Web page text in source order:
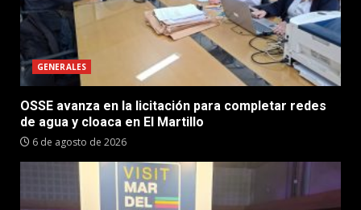
GENERALES
OSSE avanza en la licitación para completar redes
de agua y cloaca en El Martillo
6 de agosto de 2026